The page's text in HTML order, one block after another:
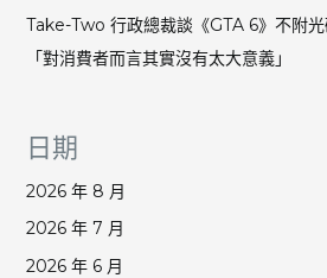
Take-Two 行政總裁談《GTA 6》不附
「對消費者而言其實沒有太大意義」
日期
2026 年 8 月
2026 年 7 月
2026 年 6 月